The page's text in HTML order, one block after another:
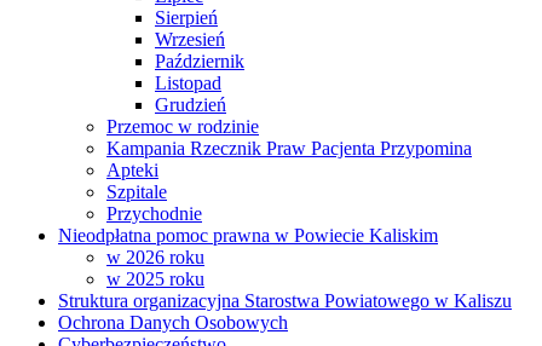
Sierpień
Wrzesień
Październik
Listopad
Grudzień
Przemoc w rodzinie
Kampania Rzecznik Praw Pacjenta Przypomina
Apteki
Szpitale
Przychodnie
Nieodpłatna pomoc prawna w Powiecie Kaliskim
w 2026 roku
w 2025 roku
Struktura organizacyjna Starostwa Powiatowego w Kaliszu
Ochrona Danych Osobowych